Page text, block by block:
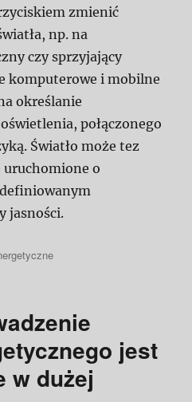
zmienić
np. na
czy sprzyjający
komputerowe i mobilne
określanie
połączonego
Światło może tez
o
jasności.
jest
w dużej